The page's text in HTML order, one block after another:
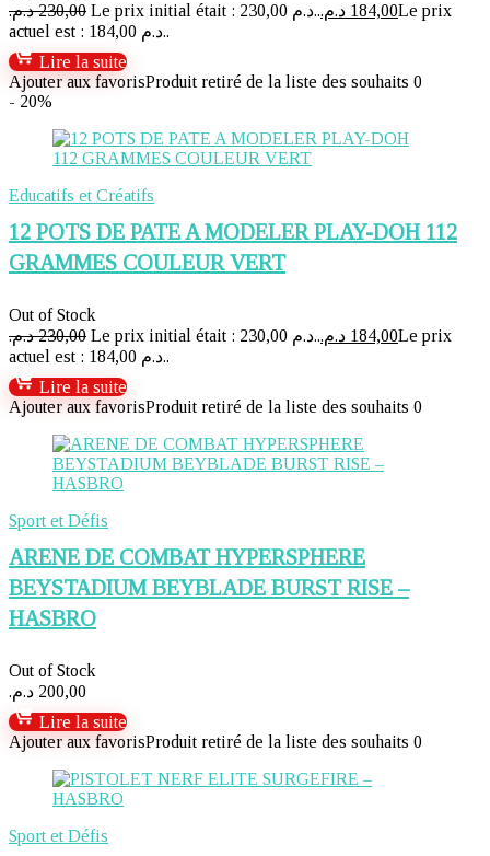
230,00 د.م. Le prix initial était : 230,00 د.م.. 184,00 د.م.
Le prix
actuel est : 184,00 د.م..
Lire la suite
Ajouter aux favorisProduit retiré de la liste des souhaits 0
- 20%
Educatifs et Créatifs
12 POTS DE PATE A MODELER PLAY-DOH 112
GRAMMES COULEUR VERT
Out of Stock
230,00 د.م. Le prix initial était : 230,00 د.م.. 184,00 د.م.
Le prix
actuel est : 184,00 د.م..
Lire la suite
Ajouter aux favorisProduit retiré de la liste des souhaits 0
Sport et Défis
ARENE DE COMBAT HYPERSPHERE
BEYSTADIUM BEYBLADE BURST RISE –
HASBRO
Out of Stock
200,00 د.م.
Lire la suite
Ajouter aux favorisProduit retiré de la liste des souhaits 0
Sport et Défis